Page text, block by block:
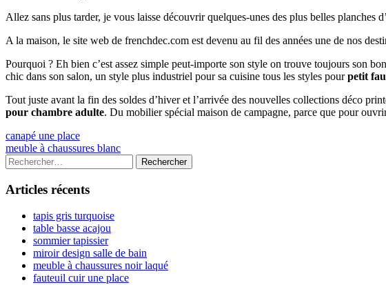
Allez sans plus tarder, je vous laisse découvrir quelques-unes des plus belles planches
A la maison, le site web de frenchdec.com est devenu au fil des années une de nos
Pourquoi ? Eh bien c’est assez simple peut-importe son style on trouve toujours son
chic dans son salon, un style plus industriel pour sa cuisine tous les styles pourpetit
Tout juste avant la fin des soldes d’hiver et l’arrivée des nouvelles collections déco
pour chambre adulte. Du mobilier spécial maison de campagne, parce que pour
Navigation
de
l’article
Previous
article:
canapé une place
Next
article:
meuble à chaussures blanc
Colonne
latérale
principale
Rechercher :
Articles récents
tapis gris turquoise
table basse acajou
sommier tapissier
miroir design salle de bain
meuble à chaussures noir laqué
fauteuil cuir une place